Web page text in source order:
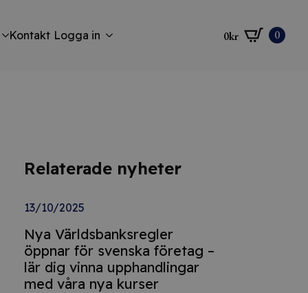
Kontakt Logga in 0kr 0
Relaterade nyheter
13/10/2025
Nya Världsbanksregler
öppnar för svenska företag –
lär dig vinna upphandlingar
med våra nya kurser